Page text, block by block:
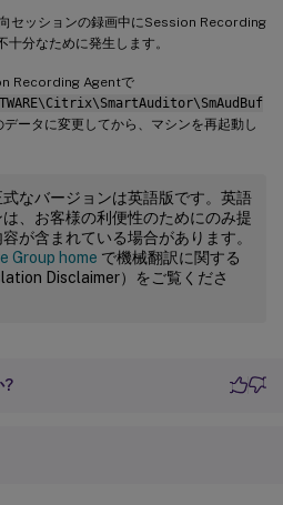
セッションの録画中にSession Recording
分なために発生します。
Recording Agentで
ータに変更してから、マシンを再起動し
なバージョンは英語版です。英語
、お客様の利便性のためにのみ提
が含まれている場合があります。
Group home で機械翻訳に関する
Disclaimer）をご覧くださ
?